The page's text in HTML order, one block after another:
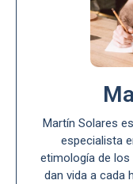
Martín Solares
especialista
etimología de los
dan vida a cada